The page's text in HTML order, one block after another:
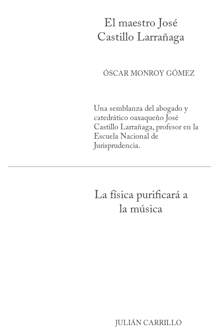
El maestro José
Castillo Larrañaga
ÓSCAR MONROY GÓMEZ
Una semblanza del abogado y
catedrático oaxaqueño José
Castillo Larrañaga, profesor en la
Escuela Nacional de
Jurisprudencia.
La física purificará a
la música
JULIÁN CARRILLO